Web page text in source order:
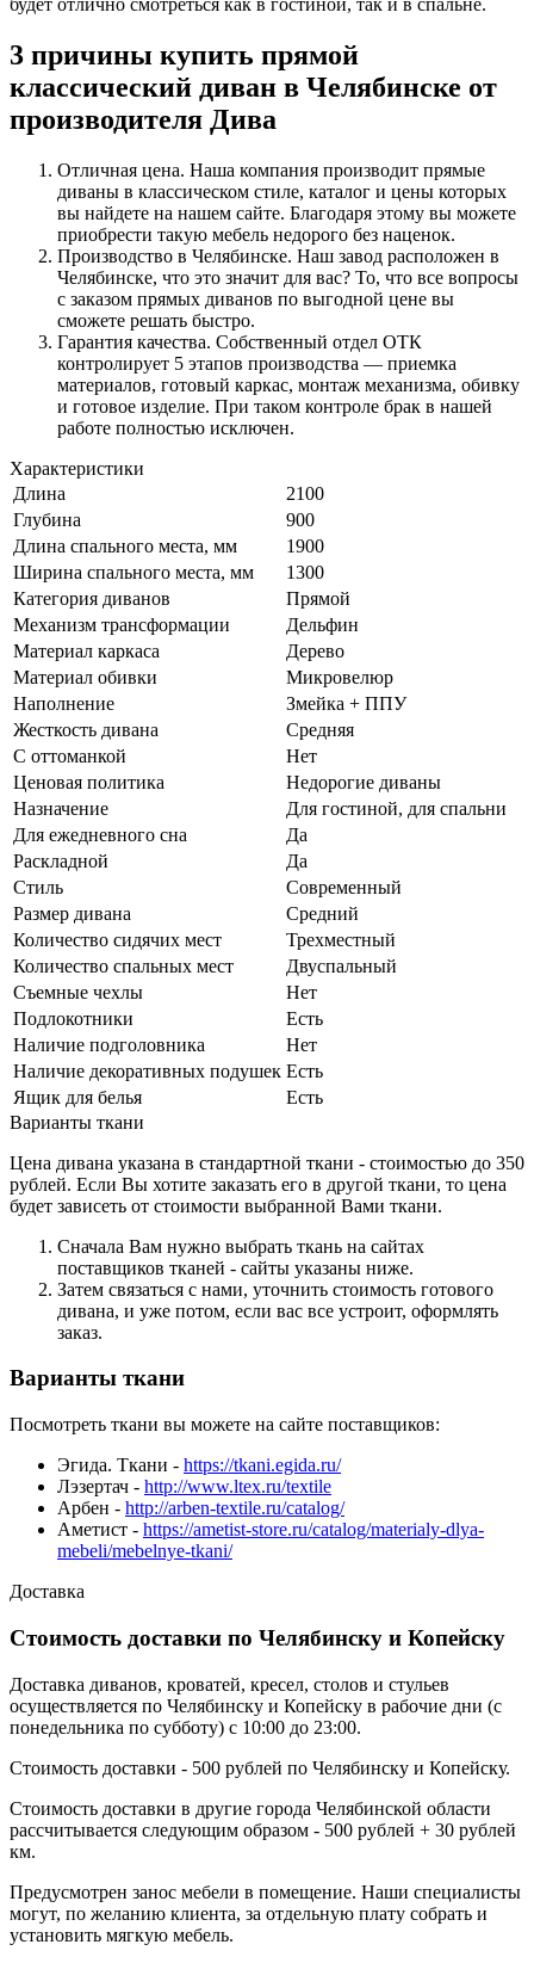
3 причины купить прямой
классический диван в Челябинске от
производителя Дива
Отличная цена. Наша компания производит прямые
диваны в классическом стиле, каталог и цены которых
вы найдете на нашем сайте. Благодаря этому вы можете
приобрести такую мебель недорого без наценок.
Производство в Челябинске. Наш завод расположен в
Челябинске, что это значит для вас? То, что все вопросы
с заказом прямых диванов по выгодной цене вы
сможете решать быстро.
Гарантия качества. Собственный отдел ОТК
контролирует 5 этапов производства — приемка
материалов, готовый каркас, монтаж механизма, обивку
и готовое изделие. При таком контроле брак в нашей
работе полностью исключен.
Характеристики
Длина
2100
Глубина
900
Длина спального места, мм
1900
Ширина спального места, мм
1300
Категория диванов
Прямой
Механизм трансформации
Дельфин
Материал каркаса
Дерево
Материал обивки
Микровелюр
Наполнение
Змейка + ППУ
Жесткость дивана
Средняя
С оттоманкой
Нет
Ценовая политика
Недорогие диваны
Назначение
Для гостиной, для спальни
Для ежедневного сна
Да
Раскладной
Да
Стиль
Современный
Размер дивана
Средний
Количество сидячих мест
Трехместный
Количество спальных мест
Двуспальный
Съемные чехлы
Нет
Подлокотники
Есть
Наличие подголовника
Нет
Наличие декоративных подушек Есть
Ящик для белья
Есть
Варианты ткани
Цена дивана указана в стандартной ткани - стоимостью до 350
рублей. Если Вы хотите заказать его в другой ткани, то цена
будет зависеть от стоимости выбранной Вами ткани.
Сначала Вам нужно выбрать ткань на сайтах
поставщиков тканей - сайты указаны ниже.
Затем связаться с нами, уточнить стоимость готового
дивана, и уже потом, если вас все устроит, оформлять
заказ.
Варианты ткани
Посмотреть ткани вы можете на сайте поставщиков:
Эгида. Ткани - https://tkani.egida.ru/
Лэзертач - http://www.ltex.ru/textile
Арбен - http://arben-textile.ru/catalog/
Аметист - https://ametist-store.ru/catalog/materialy-dlya-
mebeli/mebelnye-tkani/
Доставка
Стоимость доставки по Челябинску и Копейску
Доставка диванов, кроватей, кресел, столов и стульев
осуществляется по Челябинску и Копейску в рабочие дни (с
понедельника по субботу) с 10:00 до 23:00.
Стоимость доставки - 500 рублей по Челябинску и Копейску.
Стоимость доставки в другие города Челябинской области
рассчитывается следующим образом - 500 рублей + 30 рублей
км.
Предусмотрен занос мебели в помещение. Наши специалисты
могут, по желанию клиента, за отдельную плату собрать и
установить мягкую мебель.